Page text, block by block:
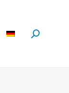
Suchen: